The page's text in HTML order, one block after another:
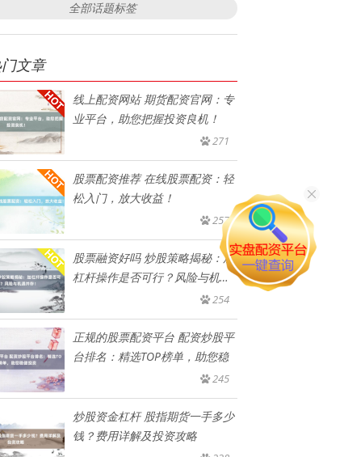
全部话题标签
门文章
线上配资网站 期货配资官网：专
业平台，助您把握投资良机！
271
股票配资推荐 在线股票配资：轻
松入门，放大收益！
257
股票融资好吗 炒股策略揭秘：加
杠杆操作是否可行？风险与机遇
254
正规的股票配资平台 配资炒股平
台排名：精选TOP榜单，助您稳
245
炒股资金杠杆 股指期货一手多少
钱？费用详解及投资攻略